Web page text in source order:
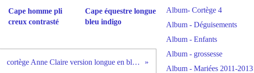
Cape homme pli
creux contrasté
Cape équestre longue
bleu indigo
cortège Anne Claire version longue en blanc et turquoise
Album- Cortège 4
Album - Déguisements
Album - Enfants
Album - grossesse
Album - Mariées 2011-2013